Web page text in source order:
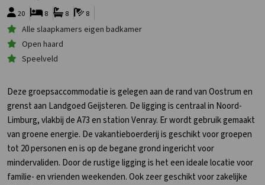
20 8 8
8
Alle slaapkamers eigen badkamer
Open haard
Speelveld
Deze groepsaccommodatie is gelegen aan de rand van Oostrum en
grenst aan Landgoed Geijsteren. De ligging is centraal in Noord-
Limburg, vlakbij de A73 en station Venray. Er wordt gebruik gemaakt
van groene energie. De vakantieboerderij is geschikt voor groepen
tot 20 personen en is op de begane grond ingericht voor
mindervaliden. Door de rustige ligging is het een ideale locatie voor
familie- en vrienden weekenden. Ook zeer geschikt voor zakelijke